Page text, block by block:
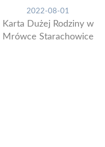
2022-08-01
Karta Dużej Rodziny w
Mrówce Starachowice